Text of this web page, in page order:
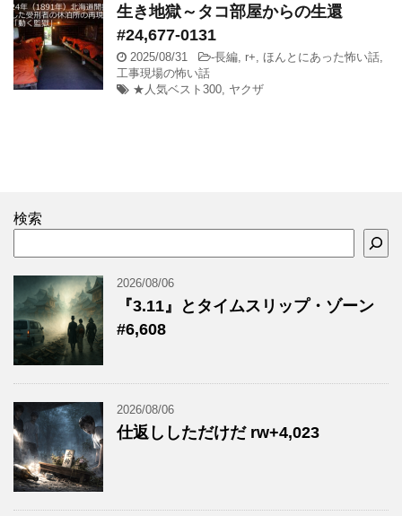
生き地獄～タコ部屋からの生還
#24,677-0131
2025/08/31 -長編, r+, ほんとにあった怖い話,
工事現場の怖い話
★人気ベスト300, ヤクザ
検索
2026/08/06
『3.11』とタイムスリップ・ゾーン
#6,608
2026/08/06
仕返ししただけだ rw+4,023